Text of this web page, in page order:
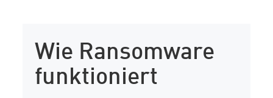
Wie Ransomware
funktioniert